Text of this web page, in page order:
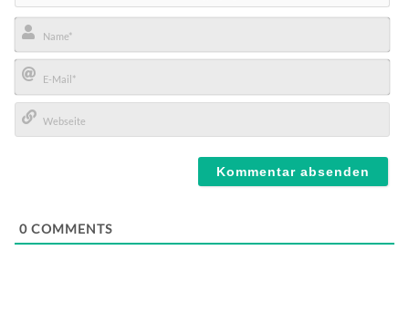
Name*
E-
Mail*
0 COMMENTS